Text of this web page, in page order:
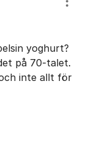
yoghurt?
på 70-talet.
inte allt för